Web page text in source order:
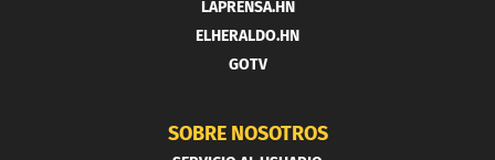
LAPRENSA.HN
ELHERALDO.HN
GOTV
SOBRE NOSOTROS